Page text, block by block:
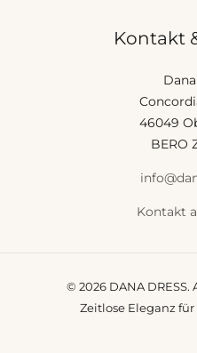
Kontakt
46049
BERO
Kontakt
© 2026 DANA
Zeitlose Eleganz